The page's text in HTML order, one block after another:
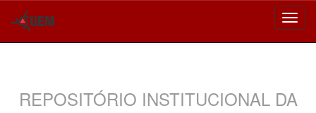
REPOSITÓRIO INSTITUCIONAL DA